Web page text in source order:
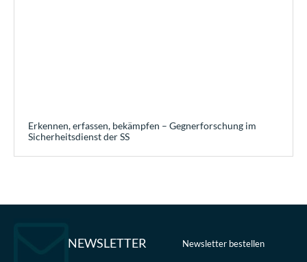
Erkennen, erfassen, bekämpfen – Gegnerforschung im
Sicherheitsdienst der SS
NEWSLETTER Newsletter bestellen